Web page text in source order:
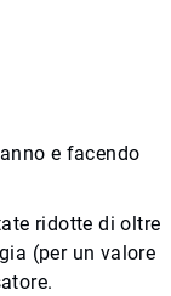
e facendo
ridotte di oltre
(per un valore